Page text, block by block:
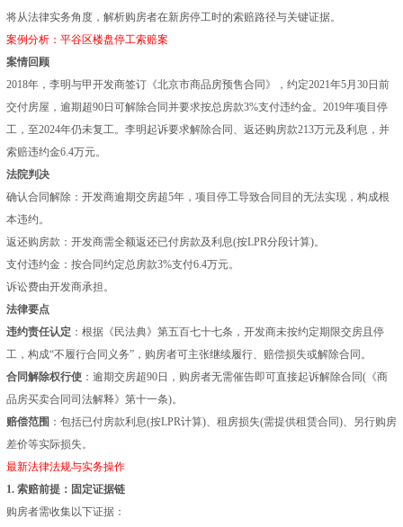
将从法律实务角度，解析购房者在新房停工时的索赔路径与关键证据。
案例分析：平谷区楼盘停工索赔案
案情回顾
2018年，李明与甲开发商签订《北京市商品房预售合同》，约定2021年5月30日前
交付房屋，逾期超90日可解除合同并要求按总房款3%支付违约金。2019年项目停
工，至2024年仍未复工。李明起诉要求解除合同、返还购房款213万元及利息，并
索赔违约金6.4万元。
法院判决
确认合同解除：开发商逾期交房超5年，项目停工导致合同目的无法实现，构成根
本违约。
返还购房款：开发商需全额返还已付房款及利息(按LPR分段计算)。
支付违约金：按合同约定总房款3%支付6.4万元。
诉讼费由开发商承担。
法律要点
违约责任认定：根据《民法典》第五百七十七条，开发商未按约定期限交房且停
工，构成“不履行合同义务”，购房者可主张继续履行、赔偿损失或解除合同。
合同解除权行使：逾期交房超90日，购房者无需催告即可直接起诉解除合同(《商
品房买卖合同司法解释》第十一条)。
赔偿范围 ：包括已付房款利息(按LPR计算)、租房损失(需提供租赁合同)、另行购房
差价等实际损失。
最新法律法规与实务操作
1. 索赔前提：固定证据链
购房者需收集以下证据：